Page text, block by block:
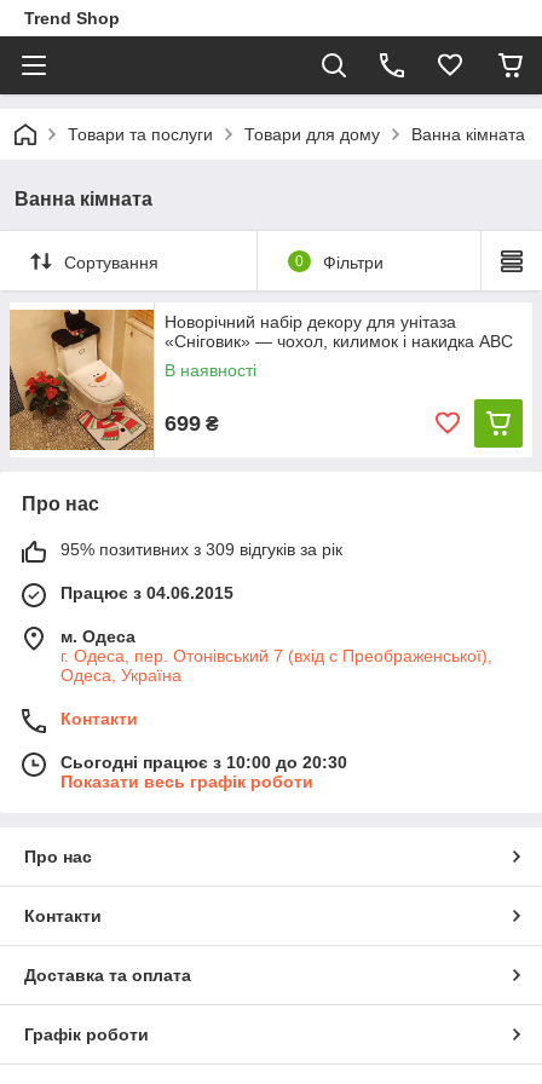
Trend Shop
Товари та послуги Товари для дому Ванна кімната
Ванна кімната
Сортування 0 Фільтри
Новорічний набір декору для унітаза
«Сніговик» — чохол, килимок і накидка ABC
В наявності
699 ₴
Про нас
95% позитивних з 309 відгуків за рік
Працює з 04.06.2015
м. Одеса
г. Одеса, пер. Отонівський 7 (вхід с Преображенської),
Одеса, Україна
Контакти
Сьогодні працює з 10:00 до 20:30
Показати весь графік роботи
Про нас
Контакти
Доставка та оплата
Графік роботи